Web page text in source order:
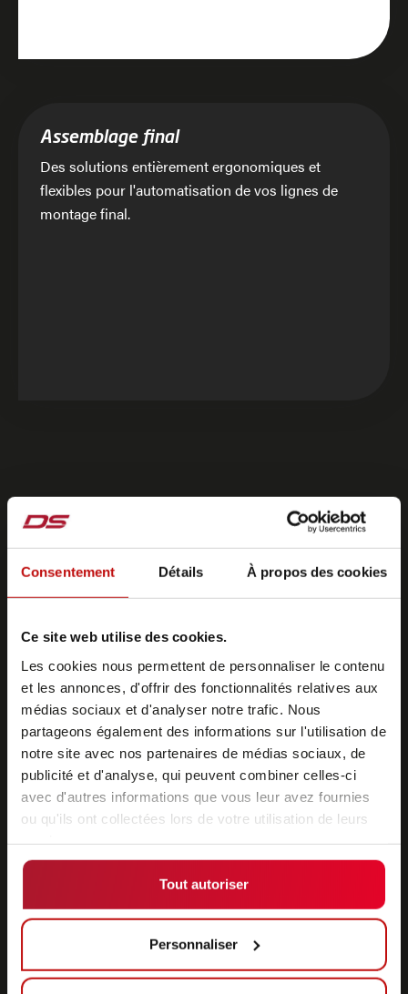
Consentement Détails À propos des cookies
Ce site web utilise des cookies.
Les cookies nous permettent de personnaliser le contenu
et les annonces, d'offrir des fonctionnalités relatives aux
médias sociaux et d'analyser notre trafic. Nous
partageons également des informations sur l'utilisation de
notre site avec nos partenaires de médias sociaux, de
publicité et d'analyse, qui peuvent combiner celles-ci
avec d'autres informations que vous leur avez fournies
ou qu'ils ont collectées lors de votre utilisation de leurs
Tout autoriser
Personnaliser
Assemblage final
Des solutions entièrement ergonomiques et
flexibles pour l'automatisation de vos lignes de
montage final.